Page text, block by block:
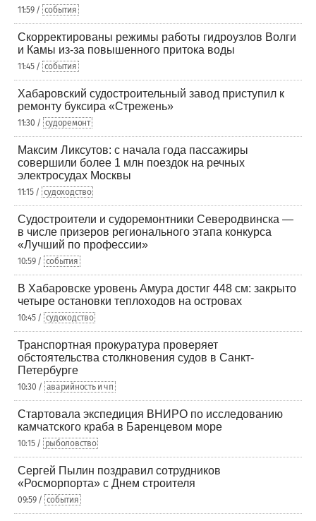
11:59 / события
Скорректированы режимы работы гидроузлов Волги
и Камы из-за повышенного притока воды
11:45 / события
Хабаровский судостроительный завод приступил к
ремонту буксира «Стрежень»
11:30 / судоремонт
Максим Ликсутов: с начала года пассажиры
совершили более 1 млн поездок на речных
электросудах Москвы
11:15 / судоходство
Судостроители и судоремонтники Северодвинска —
в числе призеров регионального этапа конкурса
«Лучший по профессии»
10:59 / события
В Хабаровске уровень Амура достиг 448 см: закрыто
четыре остановки теплоходов на островах
10:45 / судоходство
Транспортная прокуратура проверяет
обстоятельства столкновения судов в Санкт-
Петербурге
10:30 / аварийность и чп
Стартовала экспедиция ВНИРО по исследованию
камчатского краба в Баренцевом море
10:15 / рыболовство
Сергей Пылин поздравил сотрудников
«Росморпорта» с Днем строителя
09:59 / события